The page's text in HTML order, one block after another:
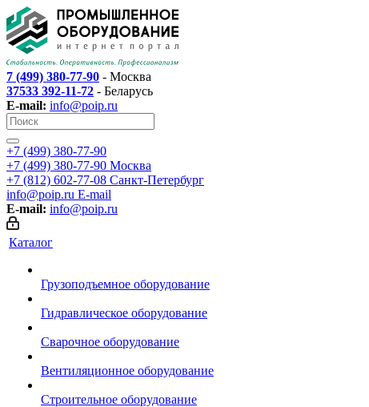
7 (499) 380-77-90 - Москва
37533 392-11-72 - Беларусь
E-mail: info@poip.ru
+7 (499) 380-77-90
+7 (499) 380-77-90 Москва
+7 (812) 602-77-08 Санкт-Петербург
info@poip.ru E-mail
E-mail: info@poip.ru
Каталог
Грузоподъемное оборудование
Гидравлическое оборудование
Сварочное оборудование
Вентиляционное оборудование
Строительное оборудование